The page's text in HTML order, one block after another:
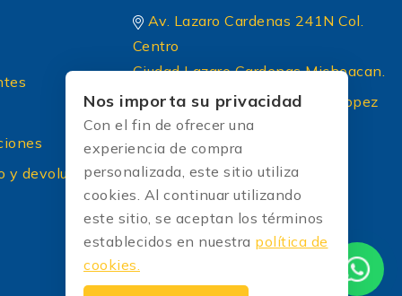
y devoluciones
Av. Lazaro Cardenas 241N Col.
Centro
Ciudad Lazaro Cardenas Michoacan.
Periferico Sur 8 A Principal lopez
portillo colonia: El briseño CP
45236 Zapopan Jalisco
+52 (33) 1604 5032
[Correo protected]
Nos importa su privacidad
Con el fin de ofrecer una
experiencia de compra
personalizada, este sitio utiliza
cookies. Al continuar utilizando
este sitio, se aceptan los términos
establecidos en nuestra política de
cookies.